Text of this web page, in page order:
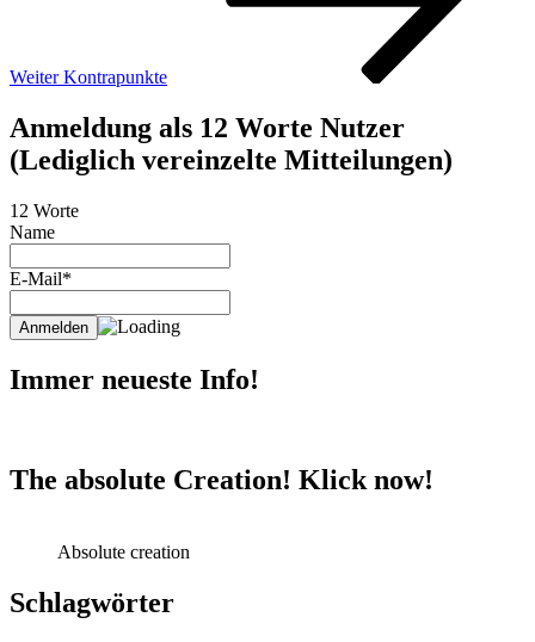
Weiter Kontrapunkte
Anmeldung als 12 Worte Nutzer
(Lediglich vereinzelte Mitteilungen)
12 Worte
Name
E-Mail*
Immer neueste Info!
The absolute Creation! Klick now!
Absolute creation
Schlagwörter